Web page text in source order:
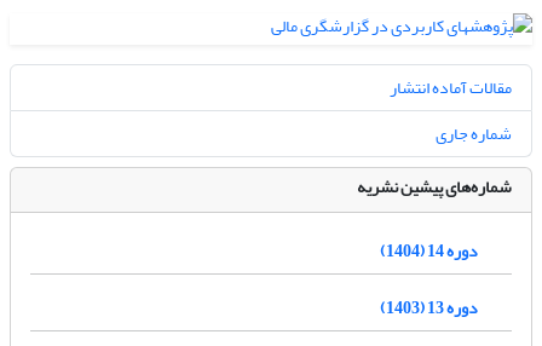
مقالات آماده انتشار
شماره جاری
شماره‌های پیشین نشریه
دوره 14 (1404)
دوره 13 (1403)